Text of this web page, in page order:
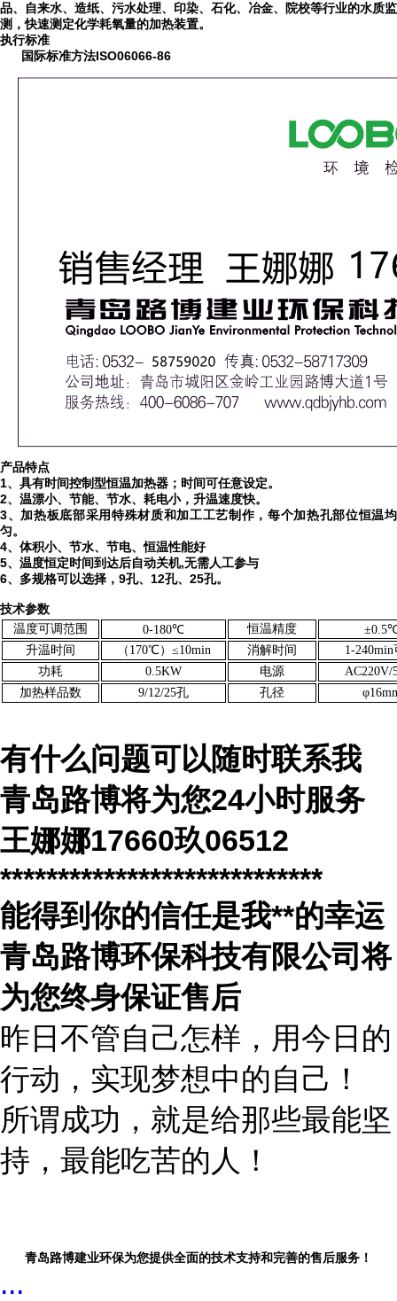
品、自来水、造纸、污水处理、印染、石化、冶金、院校等行业的水质监
测，快速测定化学耗氧量的加热装置。
执行标准
国际标准方法ISO06066-86
产品特点
1、具有时间控制型恒温加热器；时间可任意设定。
2、温漂小、节能、节水、耗电小，升温速度快。
3、加热板底部采用特殊材质和加工工艺制作，每个加热孔部位恒温均
匀。
4、体积小、节水、节电、恒温性能好
5、温度恒定时间到达后自动关机,无需人工参与
6、多规格可以选择， 9孔、 12孔、 25孔。
技术参数
温度可调范围 0-180℃ 恒温精度 ±0.5
升温时间
（170℃）≤10min 消解时间
1-
功耗
0.5KW 电源
AC220V/
加热样品数
9/12/25孔 孔径
有什么问题可以随时联系我
青岛路博将为您24小时服务
王娜娜17660玖06512
****************************
能得到你的信任是我**的幸运
青岛路博环保科技有限公司将
为您终身保证售后
昨日不管自己怎样，用今日的
行动，实现梦想中的自己！
所谓成功，就是给那些最能坚
持，最能吃苦的人！
青岛路博建业环保为您提供全面的技术支持和完善的售后服务！
...